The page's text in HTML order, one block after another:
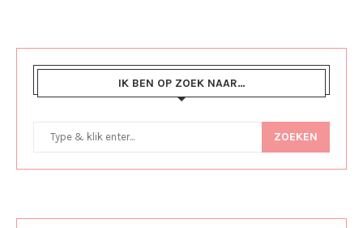
IK BEN OP ZOEK NAAR…
ZOEKEN